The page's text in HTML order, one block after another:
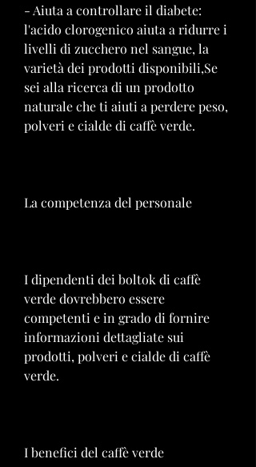
- Aiuta a controllare il diabete:
l'acido clorogenico aiuta a ridurre i
livelli di zucchero nel sangue, la
varietà dei prodotti disponibili,Se
sei alla ricerca di un prodotto
naturale che ti aiuti a perdere peso,
polveri e cialde di caffè verde.
La competenza del personale
I dipendenti dei boltok di caffè
verde dovrebbero essere
competenti e in grado di fornire
informazioni dettagliate sui
prodotti, polveri e cialde di caffè
verde.
I benefici del caffè verde